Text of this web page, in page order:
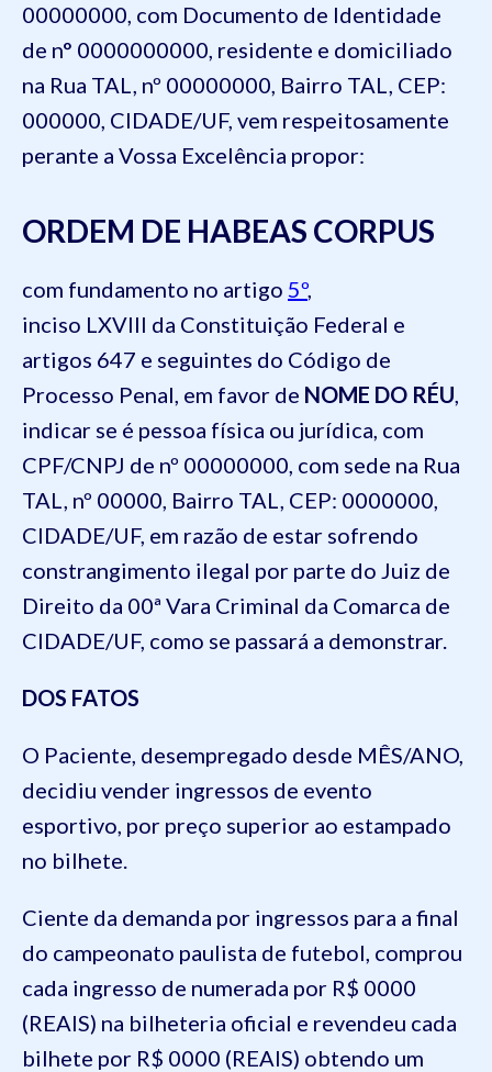
00000000, com Documento de Identidade
de n° 0000000000, residente e domiciliado
na Rua TAL, nº 00000000, Bairro TAL, CEP:
000000, CIDADE/UF, vem respeitosamente
perante a Vossa Excelência propor:
ORDEM DE HABEAS CORPUS
com fundamento no artigo 5º,
inciso LXVIII da Constituição Federal e
artigos 647 e seguintes do Código de
Processo Penal, em favor de NOME DO RÉU,
indicar se é pessoa física ou jurídica, com
CPF/CNPJ de nº 00000000, com sede na Rua
TAL, nº 00000, Bairro TAL, CEP: 0000000,
CIDADE/UF, em razão de estar sofrendo
constrangimento ilegal por parte do Juiz de
Direito da 00ª Vara Criminal da Comarca de
CIDADE/UF, como se passará a demonstrar.
DOS FATOS
O Paciente, desempregado desde MÊS/ANO,
decidiu vender ingressos de evento
esportivo, por preço superior ao estampado
no bilhete.
Ciente da demanda por ingressos para a final
do campeonato paulista de futebol, comprou
cada ingresso de numerada por R$ 0000
(REAIS) na bilheteria oficial e revendeu cada
bilhete por R$ 0000 (REAIS) obtendo um